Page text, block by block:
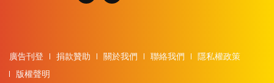
廣告刊登 捐款贊助 關於我們 聯絡我們
隱私權政策
版權聲明